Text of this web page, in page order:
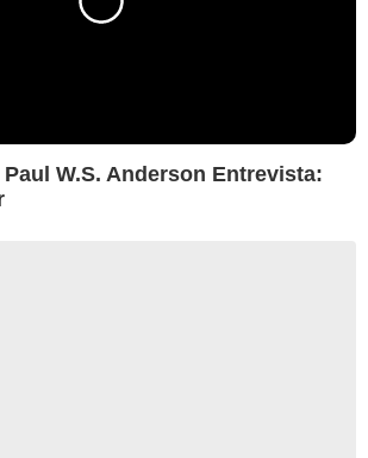
W.S. Anderson Entrevista: